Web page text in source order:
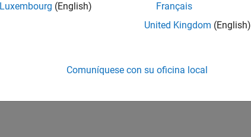
Luxembourg (English)
Français
United Kingdom (English)
Comuníquese con su oficina local